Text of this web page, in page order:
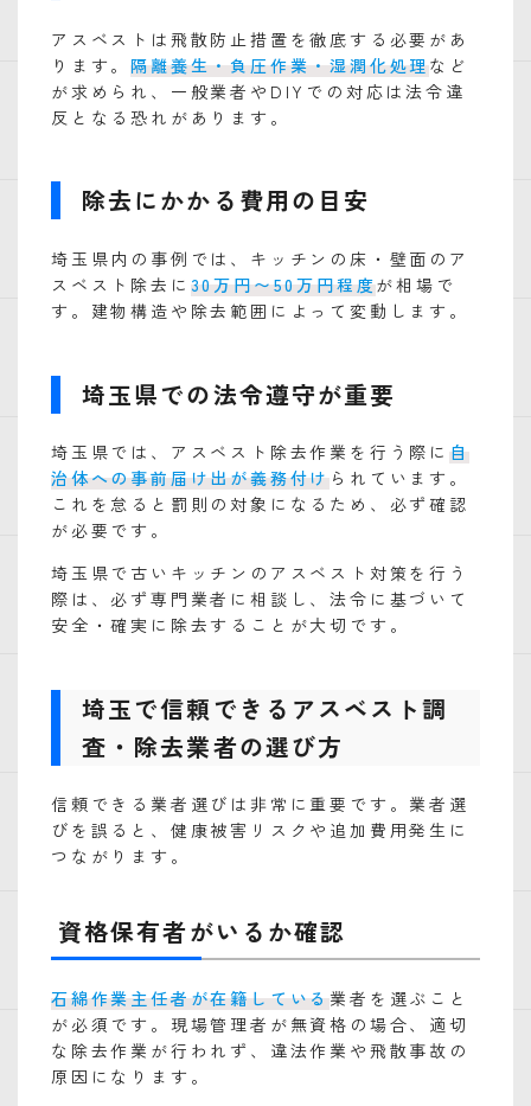
アスベストは飛散防止措置を徹底する必要があ
ります。隔離養生・負圧作業・湿潤化処理など
が求められ、一般業者やDIYでの対応は法令違
反となる恐れがあります。
除去にかかる費用の目安
埼玉県内の事例では、キッチンの床・壁面のア
スベスト除去に 30万円〜50万円程度が相場で
す。建物構造や除去範囲によって変動します。
埼玉県での法令遵守が重要
埼玉県では、アスベスト除去作業を行う際に 自
治体への事前届け出が義務付けられています。
これを怠ると罰則の対象になるため、必ず確認
が必要です。
埼玉県で古いキッチンのアスベスト対策を行う
際は、必ず専門業者に相談し、法令に基づいて
安全・確実に除去することが大切です。
埼玉で信頼できるアスベスト調
査・除去業者の選び方
信頼できる業者選びは非常に重要です。業者選
びを誤ると、健康被害リスクや追加費用発生に
つながります。
資格保有者がいるか確認
石綿作業主任者が在籍している業者を選ぶこと
が必須です。現場管理者が無資格の場合、適切
な除去作業が行われず、違法作業や飛散事故の
原因になります。